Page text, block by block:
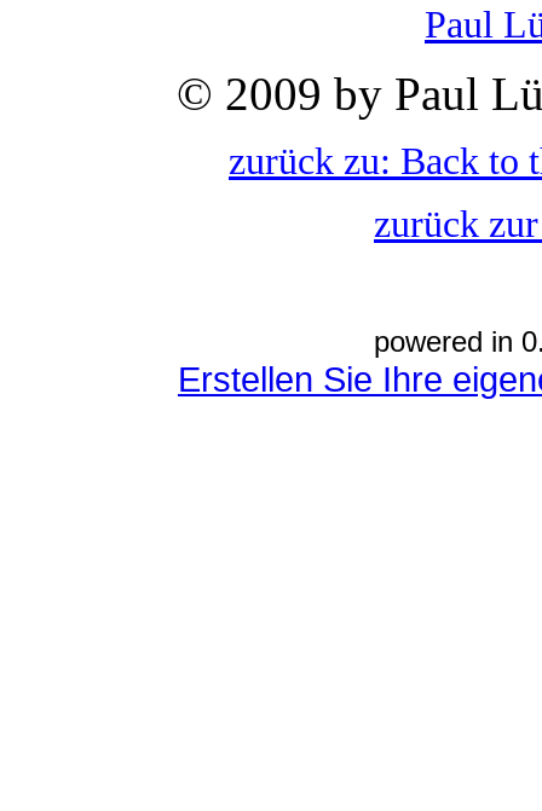
Paul
© 2009 by Paul
zurück zu: Back to
zurück
powered in
Erstellen Sie Ihre